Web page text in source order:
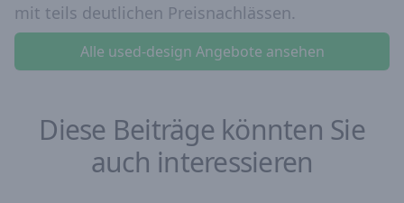
mit teils deutlichen Preisnachlässen.
Alle used-design Angebote ansehen
Diese Beiträge könnten Sie
auch interessieren